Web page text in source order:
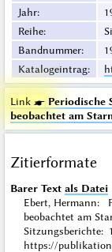
Jahr:
Reihe:
Bandnummer:
Katalogeintrag:
Link ☛ Periodische
beobachtet am
Zitierformate
Barer Text als Datei
Ebert, Hermann:
beobachtet am
Sitzungsberichte:
https://